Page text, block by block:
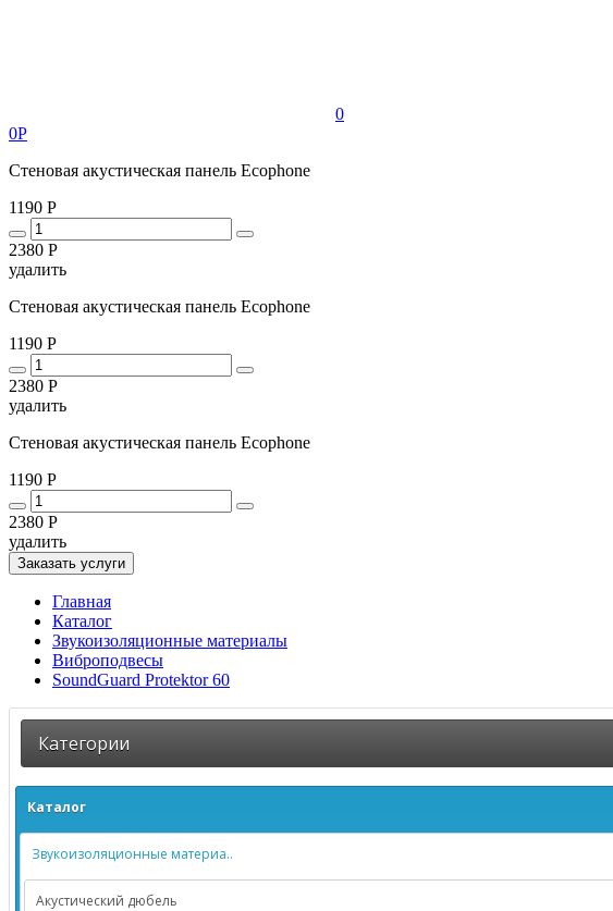
0
0Р
Стеновая акустическая панель Ecophone
1190 Р
2380 Р
удалить
Стеновая акустическая панель Ecophone
1190 Р
2380 Р
удалить
Стеновая акустическая панель Ecophone
1190 Р
2380 Р
удалить
Заказать услуги
Главная
Каталог
Звукоизоляционные материалы
Виброподвесы
SoundGuard Protektor 60
Категории
Каталог
Звукоизоляционные материа..
Акустический дюбель